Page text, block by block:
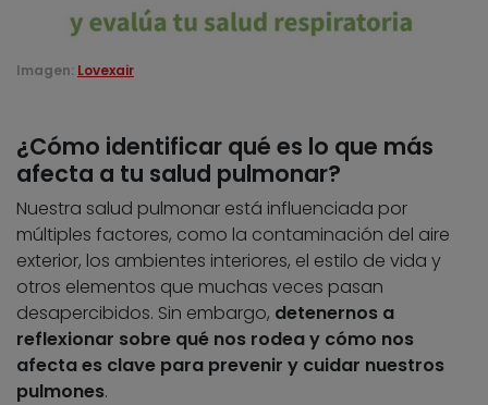
Imagen: Lovexair
¿Cómo identificar qué es lo que más
afecta a tu salud pulmonar?
Nuestra salud pulmonar está influenciada por
múltiples factores, como la contaminación del aire
exterior, los ambientes interiores, el estilo de vida y
otros elementos que muchas veces pasan
desapercibidos. Sin embargo, detenernos a
reflexionar sobre qué nos rodea y cómo nos
afecta es clave para prevenir y cuidar nuestros
pulmones.